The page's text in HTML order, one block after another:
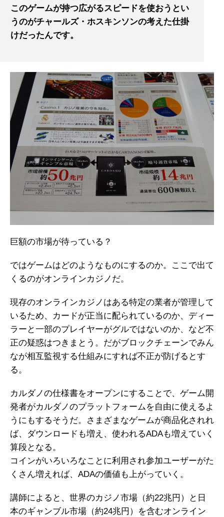
このゲームが持つ広がるスピードを使おうとい
うのがチャールズ・ホスキンソンの考えた仕掛
けだったんです。
巨額の市場が待っている？
ではゲームはどのようなものにするのか。ここで出て
くるのがオンラインカジノだ。
現存のオンラインカジノはある特定の業者が管理して
いるため、カードが正当に配られているのか、ディー
ラーと一部のプレイヤーがグルではないのか、など不
正の疑惑はつきまとう。だがブロックチェーンでみん
なが相互監視する仕組みにすれば不正が防げるとす
る。
カルダノの仕様書をオープンにすることで、ゲーム開
発者がカルダノのプラットフォームを自由に使えるよ
うにもするそうだ。さまざまなゲームが商品化されれ
ば、ダウンロードも増え、使われるADAも増えていく
算段となる。
コインがいろいろなことに利用され参加ユーザーがた
くさん増えれば、ADAの価値も上がっていく。
講師によると、世界のカジノ市場（約22兆円）と日
本のギャンブル市場（約24兆円）を含むオンライン